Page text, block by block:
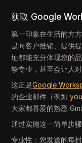
获取 Google
第一印象在生活的方
是向客户推销、提供
址都能充分体现您的
够专业，甚至会让人
这正是Google
的企业邮件（例如
大家都喜爱的熟悉
通过实施这一简单步
专业性：您发送的每